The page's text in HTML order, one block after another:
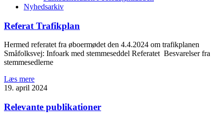
Nyhedsarkiv
Referat Trafikplan
Hermed referatet fra øboermødet den 4.4.2024 om trafikplanen
Småfolksvej: Infoark med stemmeseddel Referatet Besvarelser fra
stemmesedlerne
Læs mere
19. april 2024
Relevante publikationer